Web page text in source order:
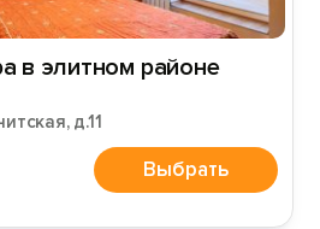
в элитном районе
д.11
Выбрать